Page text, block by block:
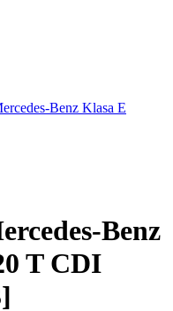
Benz Klasa E
Benz
T CDI